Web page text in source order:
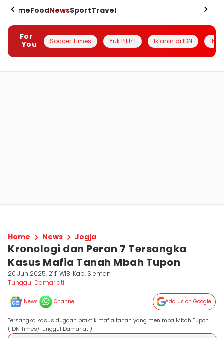
HomeFoodNewsSportTravel
For
You
Soccer Times Yuk Pilih ! Iklanin di IDN
Home News Jogja
Kronologi dan Peran 7 Tersangka
Kasus Mafia Tanah Mbah Tupon
20 Jun 2025, 21:11 WIB Kab. Sleman
Tunggul Damarjati
News Channel Add Us on Google
Tersangka kasus dugaan praktik mafia tanah yang menimpa Mbah Tupon.
(IDN Times/Tunggul Damarjati)